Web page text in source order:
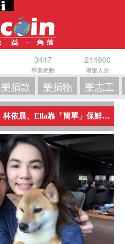
3447
專案總數
214900
專案人次
樂捐款 樂捐物 樂志工
婚後天天都幸福！隋棠、林依晨、Ella靠「簡單」保鮮愛情